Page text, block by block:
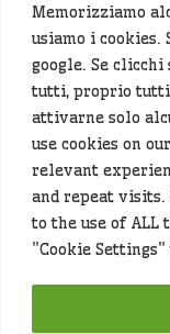
Memorizziamo
usiamo i cookies.
google. Se
tutti, proprio tutti
attivarne solo
use cookies on
relevant
and repeat visits.
to the use of ALL
"Cookie
Siamo attenti a
d’immagine. Se
richiederne la
messaggio).
Alcuni articoli
l'intelligenza
provenienti da
locale. Prima
controllato dalla
Hey che fine